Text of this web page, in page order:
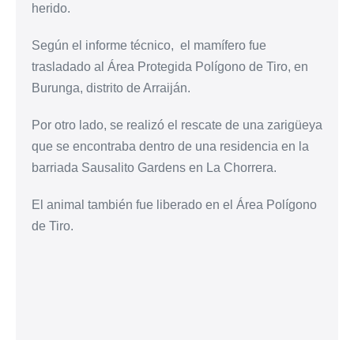
herido.
Según el informe técnico, el mamífero fue
trasladado al Área Protegida Polígono de Tiro, en
Burunga, distrito de Arraiján.
Por otro lado, se realizó el rescate de una zarigüeya
que se encontraba dentro de una residencia en la
barriada Sausalito Gardens en La Chorrera.
El animal también fue liberado en el Área Polígono
de Tiro.